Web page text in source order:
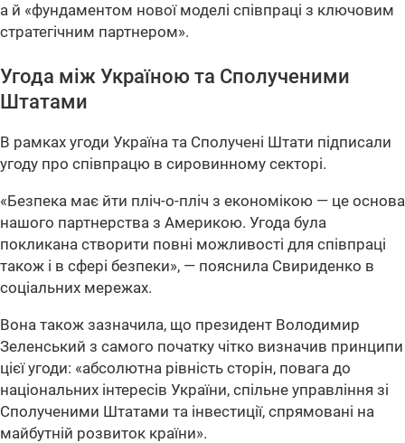
а й «фундаментом нової моделі співпраці з ключовим
стратегічним партнером».
Угода між Україною та Сполученими
Штатами
В рамках угоди Україна та Сполучені Штати підписали
угоду про співпрацю в сировинному секторі.
«Безпека має йти пліч-о-пліч з економікою — це основа
нашого партнерства з Америкою. Угода була
покликана створити повні можливості для співпраці
також і в сфері безпеки», — пояснила Свириденко в
соціальних мережах.
Вона також зазначила, що президент Володимир
Зеленський з самого початку чітко визначив принципи
цієї угоди: «абсолютна рівність сторін, повага до
національних інтересів України, спільне управління зі
Сполученими Штатами та інвестиції, спрямовані на
майбутній розвиток країни».